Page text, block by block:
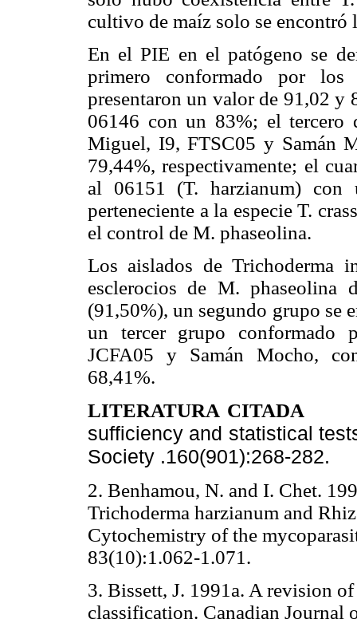
cultivo de maíz solo se encontró
En el PIE en el patógeno se
primero conformado por
presentaron un valor de 91,02 y
06146 con un 83%; el tercero
Miguel, I9, FTSC05 y Samán
79,44%, respectivamente; el
al 06151 (T. harzianum)
perteneciente a la especie T.
el control de M. phaseolina.
Los aislados de Trichoderma
esclerocios de M. phaseolina
(91,50%), un segundo grupo se
un tercer grupo conformado
JCFA05 y Samán Mocho,
68,41%.
LITERATURA CITADA
sufficiency and statistical
Society .160(901):268-282.
2. Benhamou, N. and I. Chet.
Trichoderma harzianum and
Cytochemistry of the
83(10):1.062-1.071.
3. Bissett, J. 1991a. A revision
classification. Canadian Journal